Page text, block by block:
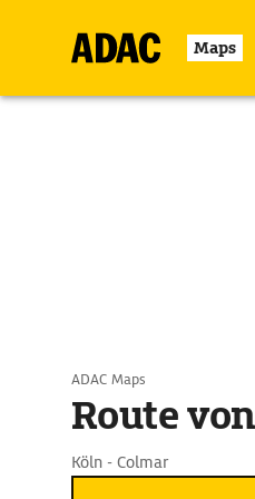
Maps
ADAC Maps
Route
Köln - Colmar